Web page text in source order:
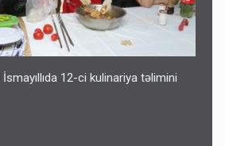
12-ci kulinariya təlimini